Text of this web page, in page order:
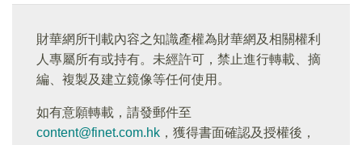
財華網所刊載內容之知識產權為財華網及相關權利
人專屬所有或持有。未經許可，禁止進行轉載、摘
編、複製及建立鏡像等任何使用。
如有意願轉載，請發郵件至
content@finet.com.hk ，獲得書面確認及授權後，